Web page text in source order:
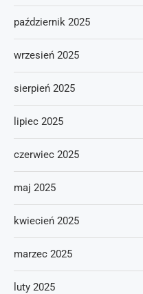
październik 2025
wrzesień 2025
sierpień 2025
lipiec 2025
czerwiec 2025
maj 2025
kwiecień 2025
marzec 2025
luty 2025